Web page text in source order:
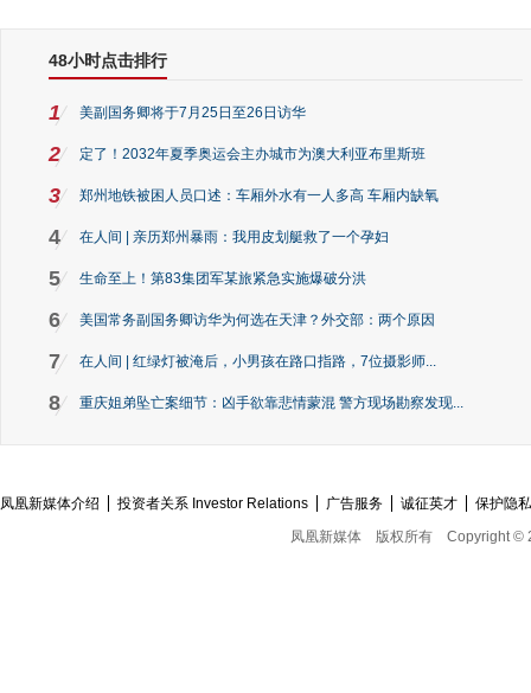
48小时点击排行
1 美副国务卿将于7月25日至26日访华
2 定了！2032年夏季奥运会主办城市为澳大利亚布里斯班
3 郑州地铁被困人员口述：车厢外水有一人多高 车厢内缺氧
4 在人间 | 亲历郑州暴雨：我用皮划艇救了一个孕妇
5 生命至上！第83集团军某旅紧急实施爆破分洪
6 美国常务副国务卿访华为何选在天津？外交部：两个原因
7 在人间 | 红绿灯被淹后，小男孩在路口指路，7位摄影师...
8 重庆姐弟坠亡案细节：凶手欲靠悲情蒙混 警方现场勘察发现...
凤凰新媒体介绍 投资者关系 Investor Relations 广告服务 诚征英才
保护隐
凤凰新媒体
版权所有 Copyright ©